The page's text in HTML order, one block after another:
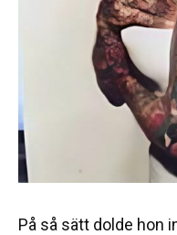
På så sätt dolde hon